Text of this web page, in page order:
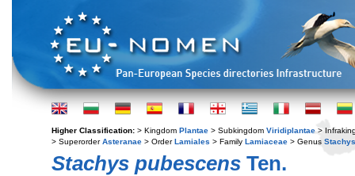
Higher Classification: > Kingdom Plantae > Subkingdom Viridiplantae >
> SuperorderAsteranae > OrderLamiales > Family Lamiaceae > Genus Stachys
Stachys pubescens Ten.